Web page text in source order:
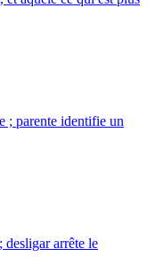
; parente identifie un
desligar arrête le